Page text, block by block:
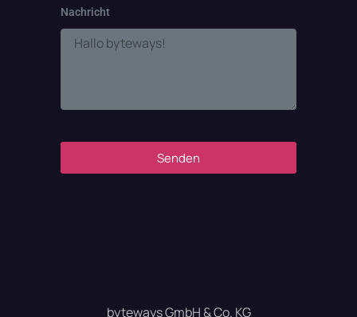
Nachricht
Senden
byteways GmbH & Co. KG